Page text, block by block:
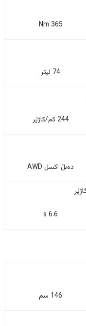
365 Nm
74 لیتر
244 کم/کاژێر
دەبڵ اکسل AWD
6.6 s
146 سم